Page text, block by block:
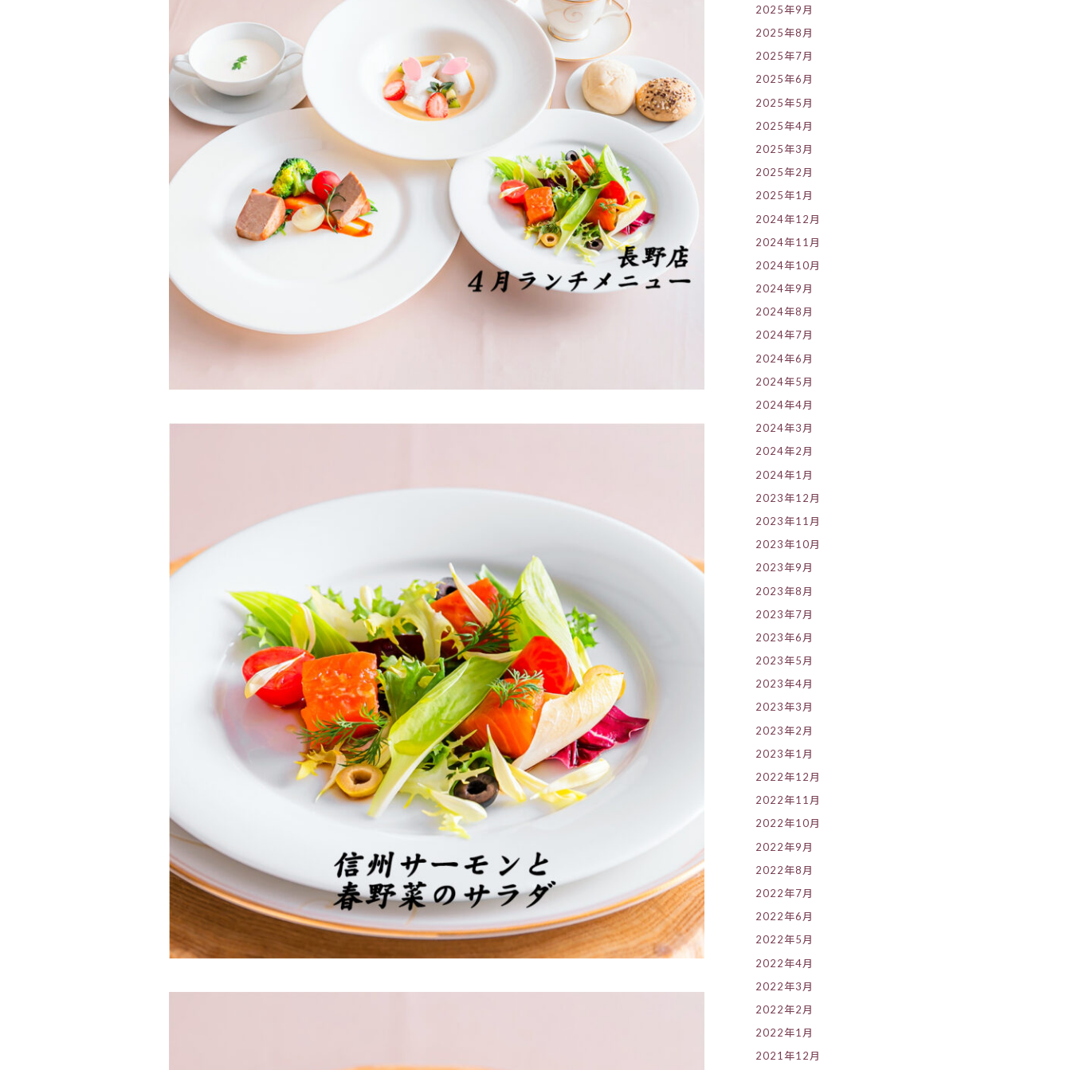
2025年9月
2025年8月
2025年7月
2025年6月
2025年5月
2025年4月
2025年3月
2025年2月
2025年1月
2024年12月
2024年11月
2024年10月
2024年9月
2024年8月
2024年7月
2024年6月
2024年5月
2024年4月
2024年3月
2024年2月
2024年1月
2023年12月
2023年11月
2023年10月
2023年9月
2023年8月
2023年7月
2023年6月
2023年5月
2023年4月
2023年3月
2023年2月
2023年1月
2022年12月
2022年11月
2022年10月
2022年9月
2022年8月
2022年7月
2022年6月
2022年5月
2022年4月
2022年3月
2022年2月
2022年1月
2021年12月